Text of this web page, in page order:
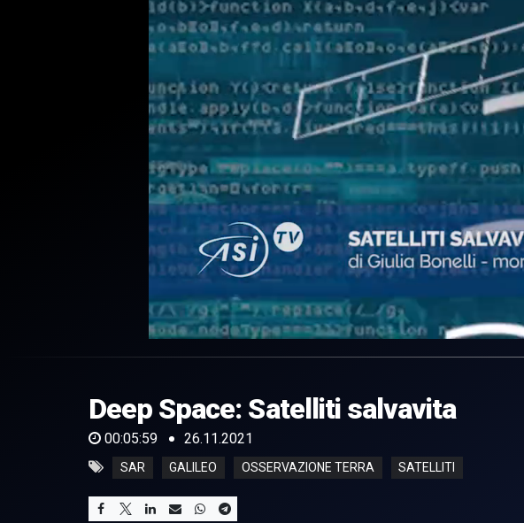
of
59
secondsVolume
0%
Deep Space: Satelliti salvavita
00:05:59 26.11.2021
SAR GALILEO OSSERVAZIONE TERRA SATELLITI